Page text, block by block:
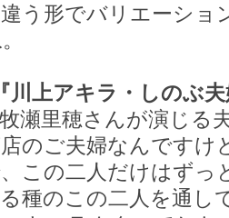
う形でバリエーショ
『川上アキラ・しのぶ
瀬里穂さんが演じる
のご夫婦なんですけ
この二人だけはずっ
種のこの二人を通し